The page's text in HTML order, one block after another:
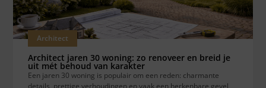
Architect
Architect jaren 30 woning: zo renoveer en breid je
uit mét behoud van karakter
Een jaren 30 woning is populair om een reden: charmante